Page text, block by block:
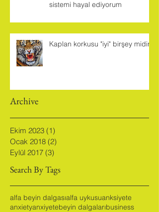
Öğrencilere "Yaşasın bugün okul
sistemi hayal ediyorum
Archive
Ekim 2023 (1)
Eylül 2017 (3)3 yazı
Search By Tags